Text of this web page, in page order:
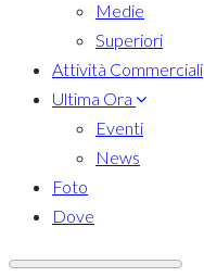
Medie
Superiori
Attività Commerciali
Ultima Ora
Eventi
News
Foto
Dove